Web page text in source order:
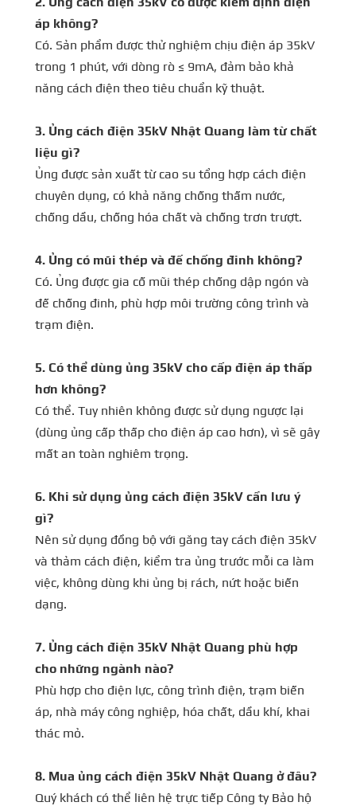
áp không?
Có. Sản phẩm được thử nghiệm chịu điện áp 35kV
trong 1 phút, với dòng rò ≤ 9mA, đảm bảo khả
năng cách điện theo tiêu chuẩn kỹ thuật.
3. Ủng cách điện 35kV Nhật Quang làm từ chất
liệu gì?
Ủng được sản xuất từ cao su tổng hợp cách điện
chuyên dụng, có khả năng chống thấm nước,
chống dầu, chống hóa chất và chống trơn trượt.
4. Ủng có mũi thép và đế chống đinh không?
Có. Ủng được gia cố mũi thép chống dập ngón và
đế chống đinh, phù hợp môi trường công trình và
trạm điện.
5. Có thể dùng ủng 35kV cho cấp điện áp thấp
hơn không?
Có thể. Tuy nhiên không được sử dụng ngược lại
(dùng ủng cấp thấp cho điện áp cao hơn), vì sẽ gây
mất an toàn nghiêm trọng.
6. Khi sử dụng ủng cách điện 35kV cần lưu ý
gì?
Nên sử dụng đồng bộ với găng tay cách điện 35kV
và thảm cách điện, kiểm tra ủng trước mỗi ca làm
việc, không dùng khi ủng bị rách, nứt hoặc biến
dạng.
7. Ủng cách điện 35kV Nhật Quang phù hợp
cho những ngành nào?
Phù hợp cho điện lực, công trình điện, trạm biến
áp, nhà máy công nghiệp, hóa chất, dầu khí, khai
thác mỏ.
8. Mua ủng cách điện 35kV Nhật Quang ở đâu?
Quý khách có thể liên hệ trực tiếp Công ty Bảo hộ